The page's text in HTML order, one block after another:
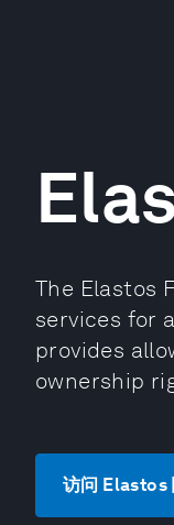
The Elastos
services for
provides
ownership
访问 Elastos